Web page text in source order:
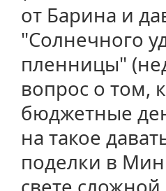
от Барина и
"Солнечного
пленницы"
вопрос о том,
бюджетные
на такое
поделки в